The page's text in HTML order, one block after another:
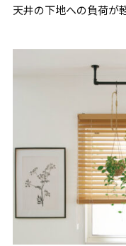
天井の下地への負荷が